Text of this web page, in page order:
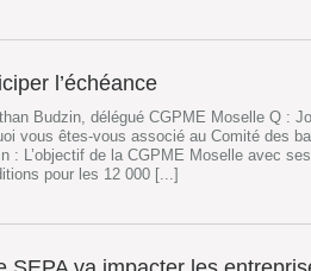
l’échéance
Budzin, délégué CGPME Moselle Q :
vous êtes-vous associé au Comité des
: L’objectif de la CGPME Moselle avec
pour les 12 000 [...]